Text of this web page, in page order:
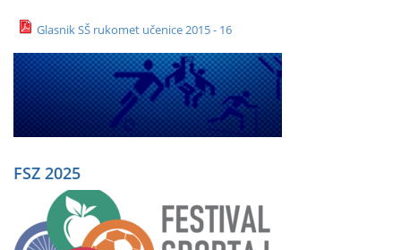
Glasnik SŠ rukomet učenice 2015 - 16
FSZ 2025